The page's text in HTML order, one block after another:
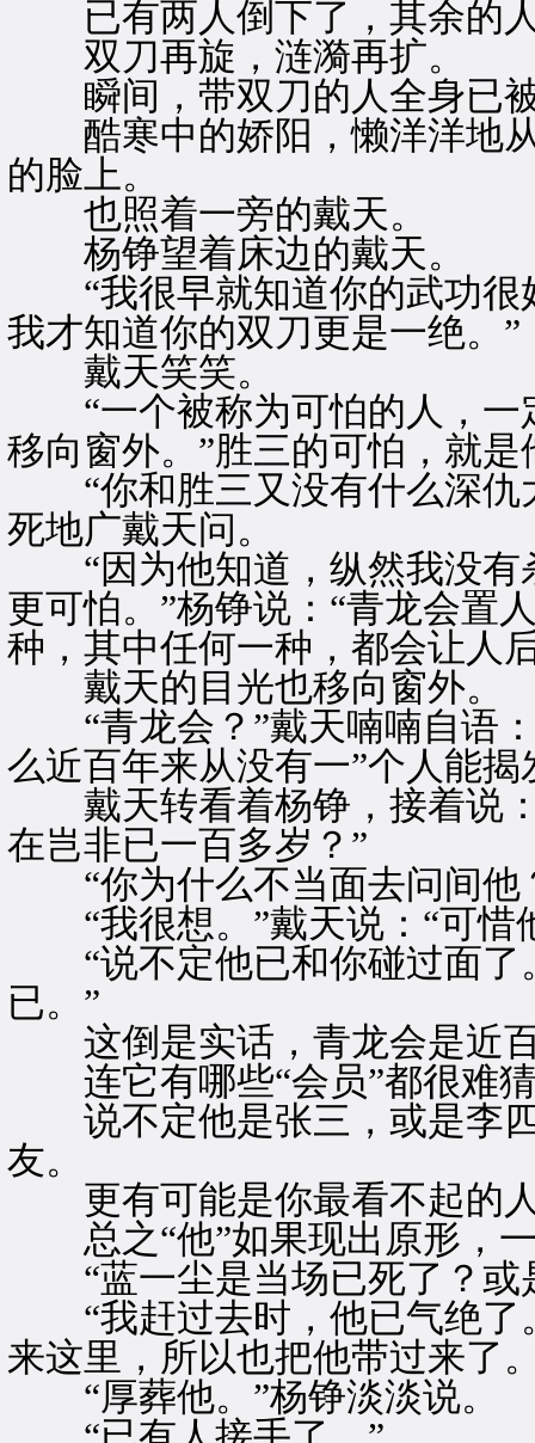
已有两人倒下了，其余的
双刀再旋，涟漪再扩。
瞬间，带双刀的人全身已
酷寒中的娇阳，懒洋洋地从
的脸上。
也照着一旁的戴天。
杨铮望着床边的戴天。
“我很早就知道你的武功很
我才知道你的双刀更是一绝。”
戴天笑笑。
“一个被称为可怕的人，一
移向窗外。”胜三的可怕，就是
“你和胜三又没有什么深仇
死地广戴天问。
“因为他知道，纵然我没有
更可怕。”杨铮说：“青龙会置
种，其中任何一种，都会让人
戴天的目光也移向窗外。
“青龙会？”戴天喃喃自语：
么近百年来从没有一”个人能揭
戴天转看着杨铮，接着说：
在岂非已一百多岁？”
“你为什么不当面去问间他
“我很想。”戴天说：“可惜
“说不定他已和你碰过面了
已。”
这倒是实话，青龙会是近
连它有哪些“会员”都很难猜
说不定他是张三，或是李四
友。
更有可能是你最看不起的
总之“他”如果现出原形，一
“蓝一尘是当场已死了？或
“我赶过去时，他已气绝了
来这里，所以也把他带过来了
“厚葬他。”杨铮淡淡说。